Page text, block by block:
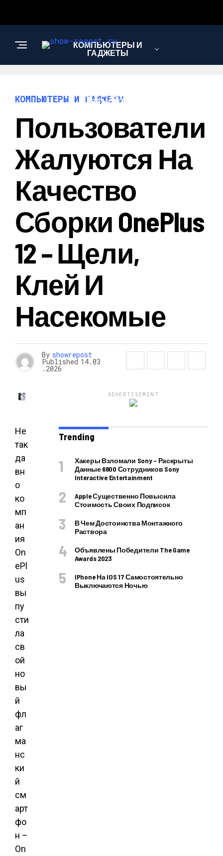
КОМПЬЮТЕРЫ И
ГАДЖЕТЫ
СТРОИТЕЛЬСТВО И
РЕМОНТ
КОМПЬЮТЕРЫ И ГАДЖЕТЫ
Пользователи
Жалуются На
Качество
Сборки OnePlus
12 – Щели,
Клей И
Насекомые
By showrepost
Published 14.03
.2026
Не
так
да
вн
о
ко
мп
ан
ия
On
ePl
us
вы
пу
сти
ла
св
ой
но
вы
й
фл
аг
ма
нс
ки
й
см
арт
фо
н –
On
ADVERTISEMENT
Trending
Хакеры Взломали Sony – Раскрыты
Данные 6800 Сотрудников Sony
Interactive Entertainment
Apple Существенно Повысила
Стоимость Своих Подписок
В Чем Достоинства Монтажного
Раствора
Объявлены Победители The Game
Awards 2023
IPhone На IOS 17 Самостоятельно
Выключаются Ночью